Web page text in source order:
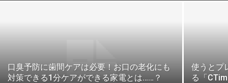
口臭予防に歯間ケアは必要！お口の老化にも
対策できる1分ケアができる家電とは……？
使うとプ
る「